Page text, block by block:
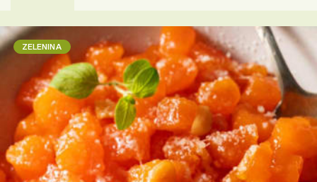
ZELENINA